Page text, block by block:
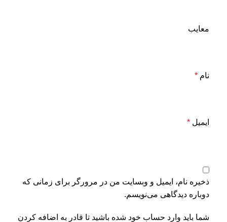
معایب
نام *
ایمیل *
ذخیره نام، ایمیل و وبسایت من در مرورگر برای زمانی که
دوباره دیدگاهی می‌نویسم.
شما باید وارد حساب خود شده باشید تا قادر به اضافه کردن